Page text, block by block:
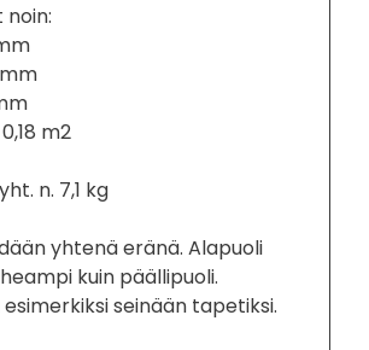
noin:
m2
n. 7,1 kg
yhtenä eränä. Alapuoli
kuin päällipuoli.
seinään tapetiksi.